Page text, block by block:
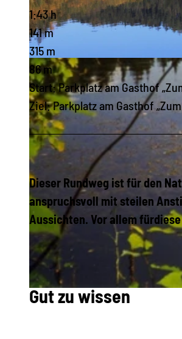
© Tourismuszentrum am Zeulenrodaer Meer |
© Tourismuszentrum am Zeulenrodaer Meer | CC-BY-SA
1:43 h
141 m
315 m
86 m
Start: Parkplatz am Gasthof
Ziel: Parkplatz am Gasthof
Dieser Rundweg ist für den
anspruchsvoll mit steilen
Aussichten. Vor allem
Gut zu wissen